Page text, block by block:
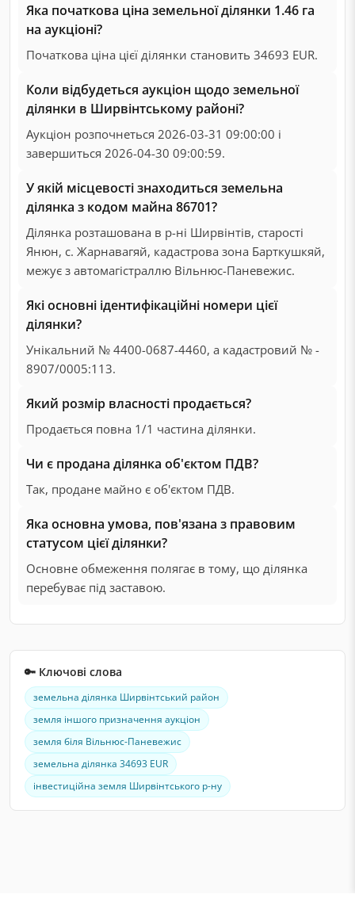
Яка початкова ціна земельної ділянки 1.46 га
на аукціоні?
Початкова ціна цієї ділянки становить 34693 EUR.
Коли відбудеться аукціон щодо земельної
ділянки в Ширвінтському районі?
Аукціон розпочнеться 2026-03-31 09:00:00 і
завершиться 2026-04-30 09:00:59.
У якій місцевості знаходиться земельна
ділянка з кодом майна 86701?
Ділянка розташована в р-ні Ширвінтів, старості
Янюн, с. Жарнавагяй, кадастрова зона Барткушкяй,
межує з автомагістраллю Вільнюс-Паневежис.
Які основні ідентифікаційні номери цієї
ділянки?
Унікальний № 4400-0687-4460, а кадастровий № -
8907/0005:113.
Який розмір власності продається?
Продається повна 1/1 частина ділянки.
Чи є продана ділянка об'єктом ПДВ?
Так, продане майно є об'єктом ПДВ.
Яка основна умова, пов'язана з правовим
статусом цієї ділянки?
Основне обмеження полягає в тому, що ділянка
перебуває під заставою.
🔑 Ключові слова
земельна ділянка Ширвінтський район
земля іншого призначення аукціон
земля біля Вільнюс-Паневежис
земельна ділянка 34693 EUR
інвестиційна земля Ширвінтського р-ну